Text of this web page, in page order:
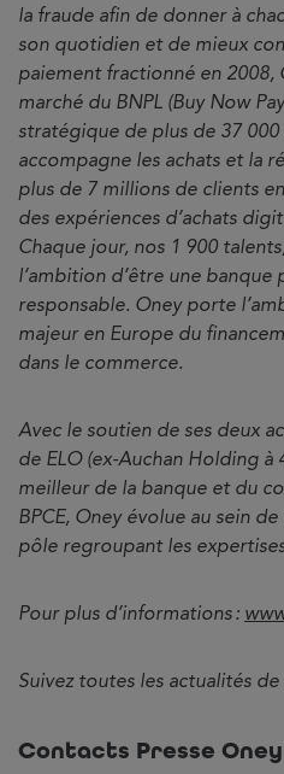
la fraude afin de donner à
son quotidien et de mieux
paiement fractionné en 2008,
marché du BNPL (Buy Now
stratégique de plus de 37
accompagne les achats et la
plus de 7 millions de clients
des expériences d’achats
Chaque jour, nos 1 900
l’ambition d’être une banque
responsable. Oney porte
majeur en Europe du
dans le commerce.
Avec le soutien de ses deux
de ELO (ex-Auchan Holding à
meilleur de la banque et du
BPCE, Oney évolue au sein
pôle regroupant les
Pour plus d’informations :
Suivez toutes les actualités de
Contacts Presse Oney